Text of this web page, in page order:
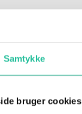
Samtykke
bruger cookies